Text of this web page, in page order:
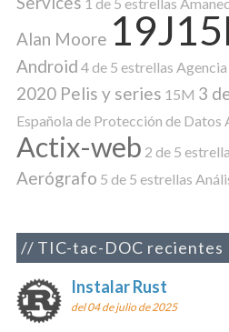
Alan Moore
Android 4 de 5 estrellas
2020 Pelis y series 15M 3
Española de Protección de Datos
Actix-web 2 de 5
Aerógrafo 5 de 5 estrellas
TIC-tac-DOC recientes
Instalar Rust
del 04 de julio de 2025